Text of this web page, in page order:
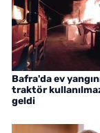
Bafra'da ev
traktör
geldi